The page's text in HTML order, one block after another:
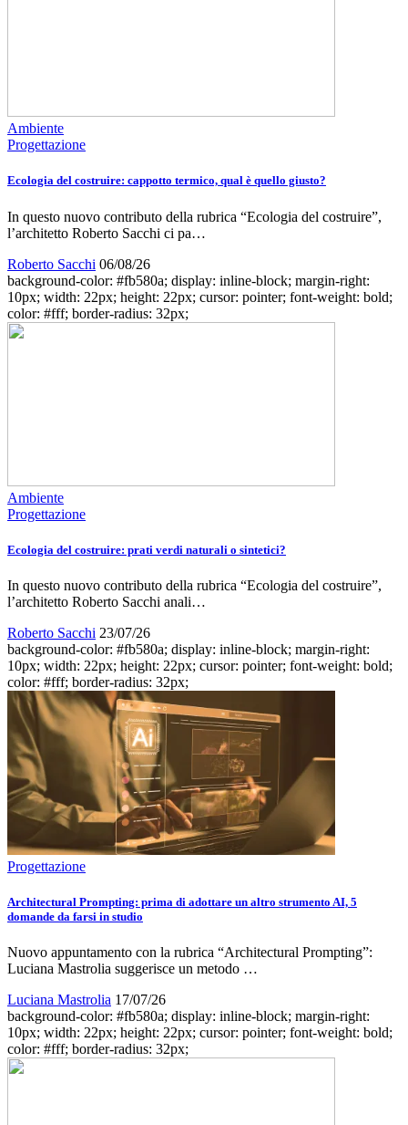
Ambiente
Progettazione
Ecologia del costruire: cappotto termico, qual è quello giusto?
In questo nuovo contributo della rubrica “Ecologia del costruire”,
l’architetto Roberto Sacchi ci pa…
Roberto Sacchi 06/08/26
background-color: #fb580a; display: inline-block; margin-right:
10px; width: 22px; height: 22px; cursor: pointer; font-weight: bold;
color: #fff; border-radius: 32px;
Ambiente
Progettazione
Ecologia del costruire: prati verdi naturali o sintetici?
In questo nuovo contributo della rubrica “Ecologia del costruire”,
l’architetto Roberto Sacchi anali…
Roberto Sacchi 23/07/26
background-color: #fb580a; display: inline-block; margin-right:
10px; width: 22px; height: 22px; cursor: pointer; font-weight: bold;
color: #fff; border-radius: 32px;
Progettazione
Architectural Prompting: prima di adottare un altro strumento AI, 5
domande da farsi in studio
Nuovo appuntamento con la rubrica “Architectural Prompting”:
Luciana Mastrolia suggerisce un metodo …
Luciana Mastrolia 17/07/26
background-color: #fb580a; display: inline-block; margin-right:
10px; width: 22px; height: 22px; cursor: pointer; font-weight: bold;
color: #fff; border-radius: 32px;